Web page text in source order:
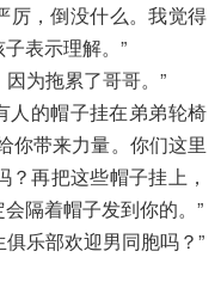
，倒没什么。我觉得
表示理解。”
为拖累了哥哥。”
的帽子挂在弟弟轮椅
你带来力量。你们这里
再把这些帽子挂上，
隔着帽子发到你的。”
乐部欢迎男同胞吗？”